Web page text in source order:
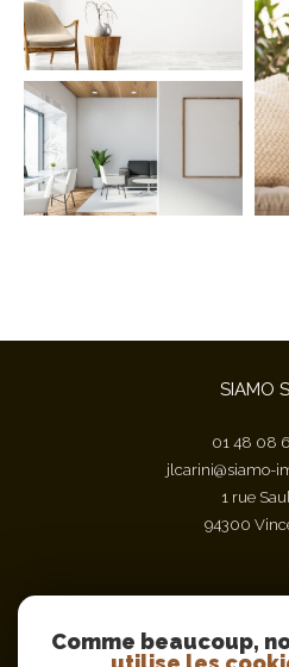
SIAMO
01 48 08
jlcarini@siamo-
1 rue
94300
Comme beaucoup,